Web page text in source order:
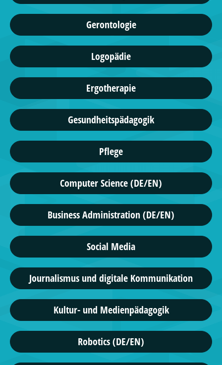
Gerontologie
Logopädie
Ergotherapie
Gesundheitspädagogik
Pflege
Computer Science (DE/EN)
Business Administration (DE/EN)
Social Media
Journalismus und digitale Kommunikation
Kultur- und Medienpädagogik
Robotics (DE/EN)